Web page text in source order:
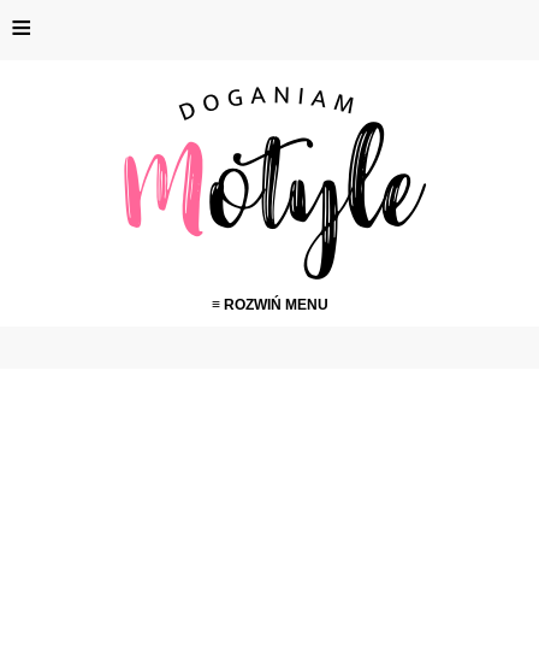
≡
≡ ROZWIŃ MENU